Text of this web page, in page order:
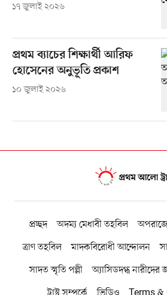
১৭ জুলাই ২০২৬
প্রথম ব্যাচের শিক্ষার্থী আরিফ
হোসেনের অনুভূতি প্রকাশ
১০ জুলাই ২০২৬
প্রচ্ছদ অদম্য মেধাবী তহবিল
ত্রাণ তহবিল
মাদকবিরোধী আন্দোলন
সাদত স্মৃতি পল্লী
অ্যাসিডদগ্ধ